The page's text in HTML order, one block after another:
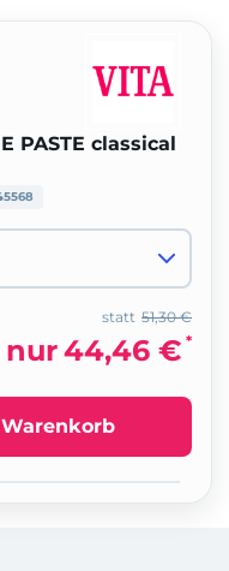
PASTE classical
51,30 €
statt
nur44,46 € *